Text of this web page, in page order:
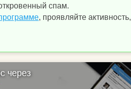
спам.
, проявляйте активность,
через